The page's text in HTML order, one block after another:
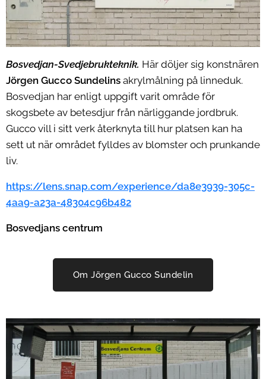
Bosvedjan-Svedjebrukteknik. Här döljer sig konstnären
Jörgen Gucco Sundelins akrylmålning på linneduk.
Bosvedjan har enligt uppgift varit område för
skogsbete av betesdjur från närliggande jordbruk.
Gucco vill i sitt verk återknyta till hur platsen kan ha
sett ut när området fylldes av blomster och prunkande
liv.
https://lens.snap.com/experience/da8e3939-305c-
4aa9-a23a-48304c96b482
Bosvedjans centrum
Om Jörgen Gucco Sundelin